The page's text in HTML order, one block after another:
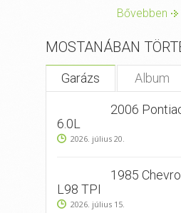
Bővebben
MOSTANÁBAN
Garázs Album
2006
6.0L
2026. július 20.
1985
L98 TPI
2026. július 15.